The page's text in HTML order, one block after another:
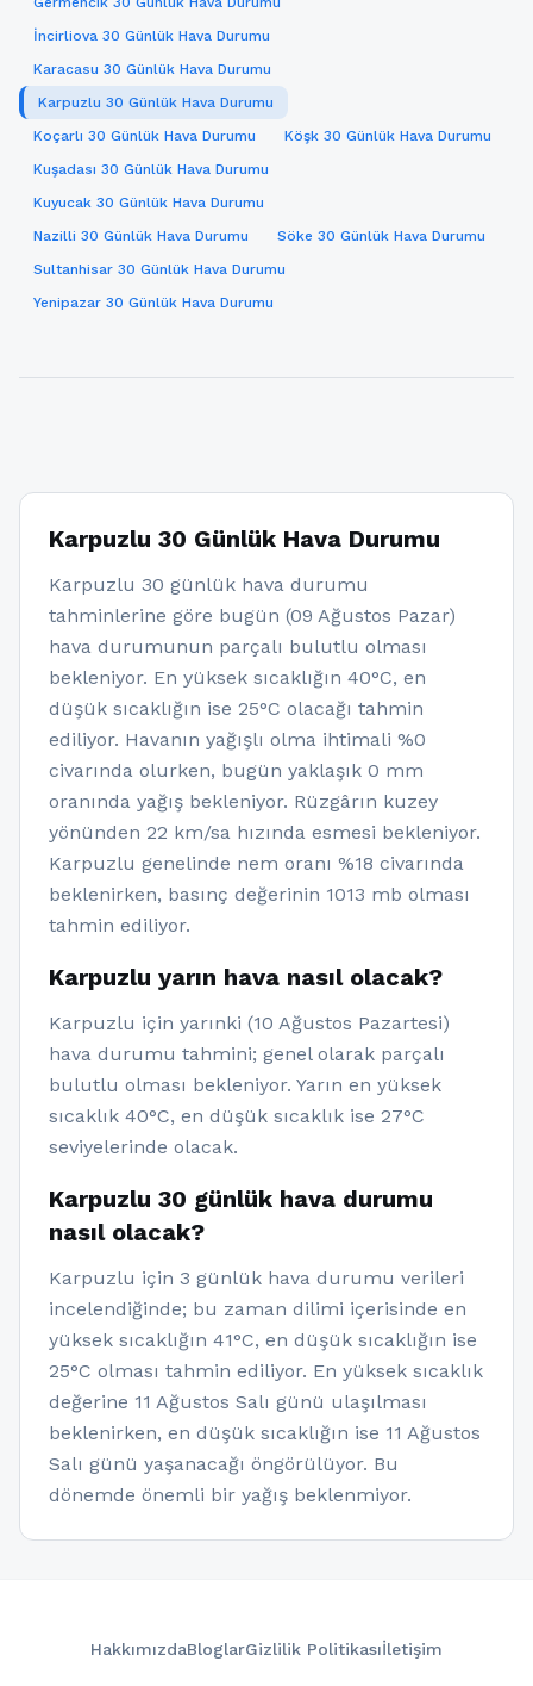
İncirliova 30 Günlük Hava Durumu
Karacasu 30 Günlük Hava Durumu
Karpuzlu 30 Günlük Hava Durumu
Koçarlı 30 Günlük Hava Durumu
Köşk 30 Günlük Hava Durumu
Kuşadası 30 Günlük Hava Durumu
Kuyucak 30 Günlük Hava Durumu
Nazilli 30 Günlük Hava Durumu
Söke 30 Günlük Hava Durumu
Sultanhisar 30 Günlük Hava Durumu
Yenipazar 30 Günlük Hava Durumu
Karpuzlu 30 Günlük Hava Durumu
Karpuzlu 30 günlük hava durumu
tahminlerine göre bugün (09 Ağustos Pazar)
hava durumunun parçalı bulutlu olması
bekleniyor. En yüksek sıcaklığın 40°C, en
düşük sıcaklığın ise 25°C olacağı tahmin
ediliyor. Havanın yağışlı olma ihtimali %0
civarında olurken, bugün yaklaşık 0 mm
oranında yağış bekleniyor. Rüzgârın kuzey
yönünden 22 km/sa hızında esmesi bekleniyor.
Karpuzlu genelinde nem oranı %18 civarında
beklenirken, basınç değerinin 1013 mb olması
tahmin ediliyor.
Karpuzlu yarın hava nasıl olacak?
Karpuzlu için yarınki (10 Ağustos Pazartesi)
hava durumu tahmini; genel olarak parçalı
bulutlu olması bekleniyor. Yarın en yüksek
sıcaklık 40°C, en düşük sıcaklık ise 27°C
seviyelerinde olacak.
Karpuzlu 30 günlük hava durumu
nasıl olacak?
Karpuzlu için 3 günlük hava durumu verileri
incelendiğinde; bu zaman dilimi içerisinde en
yüksek sıcaklığın 41°C, en düşük sıcaklığın ise
25°C olması tahmin ediliyor. En yüksek sıcaklık
değerine 11 Ağustos Salı günü ulaşılması
beklenirken, en düşük sıcaklığın ise 11 Ağustos
Salı günü yaşanacağı öngörülüyor. Bu
dönemde önemli bir yağış beklenmiyor.
HakkımızdaBloglarGizlilik Politikasıİletişim